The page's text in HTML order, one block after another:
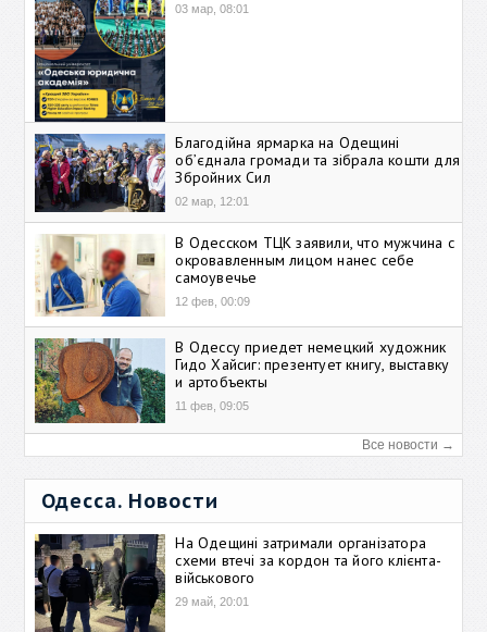
03 мар, 08:01
Благодійна ярмарка на Одещині
об’єднала громади та зібрала кошти для
Збройних Сил
02 мар, 12:01
В Одесском ТЦК заявили, что мужчина с
окровавленным лицом нанес себе
самоувечье
12 фев, 00:09
В Одессу приедет немецкий художник
Гидо Хайсиг: презентует книгу, выставку
и артобъекты
11 фев, 09:05
Все новости →
Одесса. Новости
На Одещині затримали організатора
схеми втечі за кордон та його клієнта-
військового
29 май, 20:01